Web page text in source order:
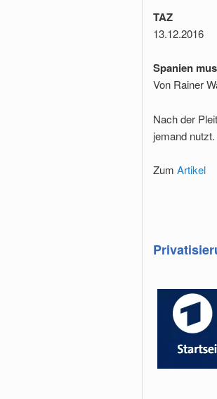
TAZ
13.12.2016
Spanien
Von Rainer
Nach der
jemand
Zum Artikel